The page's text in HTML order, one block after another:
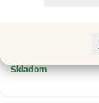
Skladom